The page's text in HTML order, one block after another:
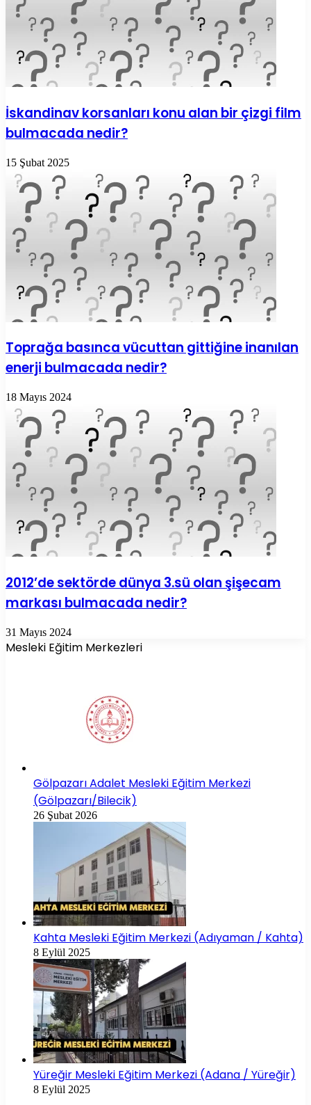
İskandinav korsanları konu alan bir çizgi film
bulmacada nedir?
15 Şubat 2025
Toprağa basınca vücuttan gittiğine inanılan
enerji bulmacada nedir?
18 Mayıs 2024
2012’de sektörde dünya 3.sü olan şişecam
markası bulmacada nedir?
31 Mayıs 2024
Mesleki Eğitim Merkezleri
Gölpazarı Adalet Mesleki Eğitim Merkezi
(Gölpazarı/Bilecik)
26 Şubat 2026
Kahta Mesleki Eğitim Merkezi (Adıyaman / Kahta)
8 Eylül 2025
Yüreğir Mesleki Eğitim Merkezi (Adana / Yüreğir)
8 Eylül 2025